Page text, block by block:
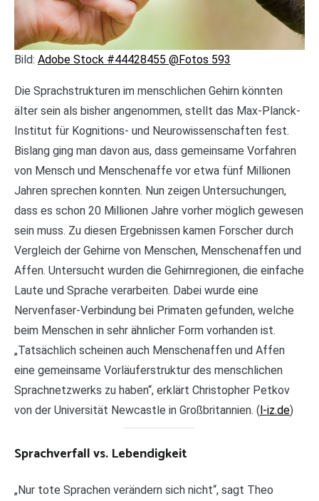
Bild: Adobe Stock #44428455 @Fotos 593
Die Sprachstrukturen im menschlichen Gehirn könnten
älter sein als bisher angenommen, stellt das Max-Planck-
Institut für Kognitions- und Neurowissenschaften fest.
Bislang ging man davon aus, dass gemeinsame Vorfahren
von Mensch und Menschenaffe vor etwa fünf Millionen
Jahren sprechen konnten. Nun zeigen Untersuchungen,
dass es schon 20 Millionen Jahre vorher möglich gewesen
sein muss. Zu diesen Ergebnissen kamen Forscher durch
Vergleich der Gehirne von Menschen, Menschenaffen und
Affen. Untersucht wurden die Gehirnregionen, die einfache
Laute und Sprache verarbeiten. Dabei wurde eine
Nervenfaser-Verbindung bei Primaten gefunden, welche
beim Menschen in sehr ähnlicher Form vorhanden ist.
„Tatsächlich scheinen auch Menschenaffen und Affen
eine gemeinsame Vorläuferstruktur des menschlichen
Sprachnetzwerks zu haben“, erklärt Christopher Petkov
von der Universität Newcastle in Großbritannien. (l-iz.de)
Sprachverfall vs. Lebendigkeit
„Nur tote Sprachen verändern sich nicht“, sagt Theo